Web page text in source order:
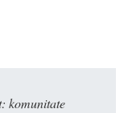
komunitate